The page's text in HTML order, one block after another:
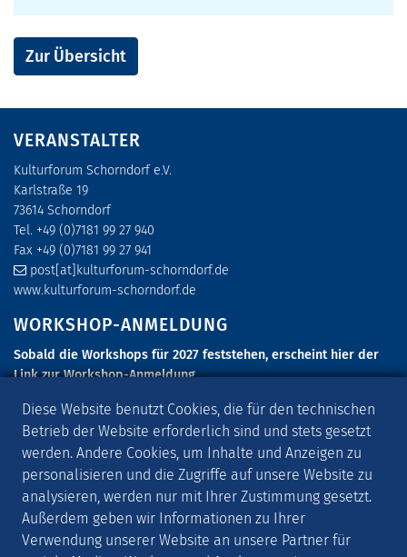
Zur Übersicht
VERANSTALTER
Kulturforum Schorndorf e.V.
Karlstraße 19
73614 Schorndorf
Tel. +49 (0)7181 99 27 940
Fax +49 (0)7181 99 27 941
post[at]kulturforum-schorndorf.de
www.kulturforum-schorndorf.de
WORKSHOP-ANMELDUNG
Sobald die Workshops für 2027 feststehen, erscheint hier der
Link zur Workshop-Anmeldung.
SCHORNDORFER GITARRENTAGE 2027
Die Schorndorfer Gitarrentage 2027 finden vom 6. Mai - 9. Mai
2027 statt.
AKTUELLES
Melde Dich zu unsererMUSIKPOSTan, die Dich rund um die
Gitarrentage und über weitere Musikveranstaltungen informiert.
Diese Website benutzt Cookies, die für den technischen
Betrieb der Website erforderlich sind und stets gesetzt
werden. Andere Cookies, um Inhalte und Anzeigen zu
personalisieren und die Zugriffe auf unsere Website zu
analysieren, werden nur mit Ihrer Zustimmung gesetzt.
Außerdem geben wir Informationen zu Ihrer
Verwendung unserer Website an unsere Partner für